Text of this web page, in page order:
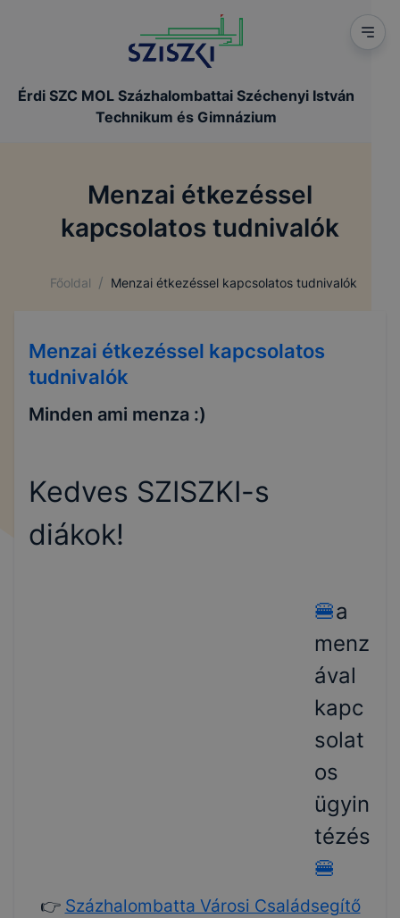
Érdi SZC MOL Százhalombattai Széchenyi István
Technikum és Gimnázium
Menzai étkezéssel
kapcsolatos tudnivalók
Főoldal / Menzai étkezéssel kapcsolatos tudnivalók
Menzai étkezéssel kapcsolatos
tudnivalók
Minden ami menza :)
Kedves SZISZKI-s
diákok!
🍔a
menz
ával
kapc
solat
os
ügyin
tézés
🍔
👉 Százhalombatta Városi Családsegítő